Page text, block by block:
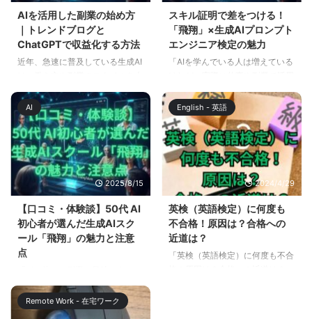
AIを活用した副業の始め方
｜トレンドブログと
ChatGPTで収益化する方法
近年、急速に普及している生成AI
きく変えつつあります。特に「文
章生成」や「情報整理」に強みを
持つChatGPTを活用すれば、従
来なら数時間かかっていた作業が
数十分で完了することも珍しくあ
りません。これから副業を始めた
い方にとって、AIは大きな追い風
となるでしょう。 この記事で
は、AIを活用した副業に挑戦した
い初心者向けに、実際の教材であ
る 『AI革命：トレンドブログ記
事作成GPTsセット』 と 『AIライ
ジング：ChatGPT活用大全』 を
な始 ...
スキル証明で差をつける！
「飛翔」×生成AIプロンプト
エンジニア検定の魅力
「AIを学んでいる人は増えている
できている人は一握り」そんな現
実を耳にしたことはありません
か？ 近年、ChatGPTやClaudeな
どの生成AIツールは急速に普及
し、企業も個人もAI活用を求めら
れる時代になりました。しかし、
「AIを使える」と自称する人は多
くても、具体的な成果を出せるレ
ベルのプロンプトスキルを持つ人
はまだ少数派です。 そこで注目
されているのが、オンラインスク
ール「飛翔」が提供する生成AIプ
ロンプトエンジニア検定です。単
AI
2025/8/15
【口コミ・体験談】50代 AI
初心者が選んだ生成AIスク
ール「飛翔」の魅力と注意
点
れど、今から学んでも遅いので
は…？」そんな不安を抱く50代の
方は多いものです。しかし、最近
English - 英語
2024/4/29
英検（英語検定）に何度も
不合格！原因は？合格への
近道は？
「英検（英語検定）に何度も不合
Remote Work - 在宅ワーク